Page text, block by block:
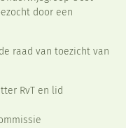
door een
raad van toezicht van
RvT en lid